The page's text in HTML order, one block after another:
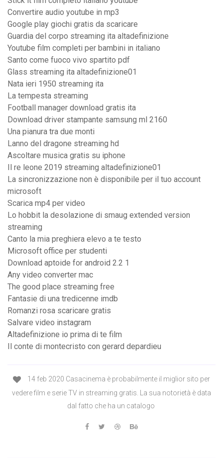
Convertire audio youtube in mp3
Google play giochi gratis da scaricare
Guardia del corpo streaming ita altadefinizione
Youtube film completi per bambini in italiano
Santo come fuoco vivo spartito pdf
Glass streaming ita altadefinizione01
Nata ieri 1950 streaming ita
La tempesta streaming
Football manager download gratis ita
Download driver stampante samsung ml 2160
Una pianura tra due monti
Lanno del dragone streaming hd
Ascoltare musica gratis su iphone
Il re leone 2019 streaming altadefinizione01
La sincronizzazione non è disponibile per il tuo account
microsoft
Scarica mp4 per video
Lo hobbit la desolazione di smaug extended version
streaming
Canto la mia preghiera elevo a te testo
Microsoft office per studenti
Download aptoide for android 2.2 1
Any video converter mac
The good place streaming free
Fantasie di una tredicenne imdb
Romanzi rosa scaricare gratis
Salvare video instagram
Altadefinizione io prima di te film
Il conte di montecristo con gerard depardieu
14 feb 2020 Casacinema è probabilmente il miglior sito per
vedere film e serie TV in streaming gratis. La sua notorietà è data
dal fatto che ha un catalogo